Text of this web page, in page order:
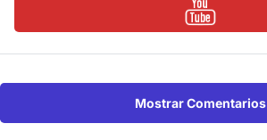
Mostrar Comentarios